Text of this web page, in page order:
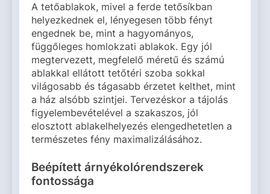
A tetőablakok, mivel a ferde tetősíkban
helyezkednek el, lényegesen több fényt
engednek be, mint a hagyományos,
függőleges homlokzati ablakok. Egy jól
megtervezett, megfelelő méretű és számú
ablakkal ellátott tetőtéri szoba sokkal
világosabb és tágasabb érzetet kelthet, mint
a ház alsóbb szintjei. Tervezéskor a tájolás
figyelembevételével a szakaszos, jól
elosztott ablakelhelyezés elengedhetetlen a
természetes fény maximalizálásához.
Beépített árnyékolórendszerek
fontossága